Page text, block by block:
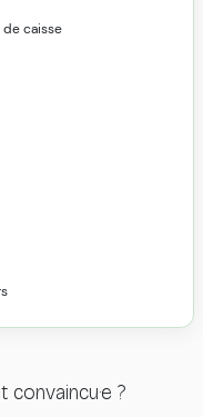
caisse
?